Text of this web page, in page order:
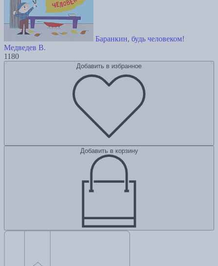
Баранкин, будь человеком!
Медведев В.
1180
Добавить в избранное
Добавить в корзину